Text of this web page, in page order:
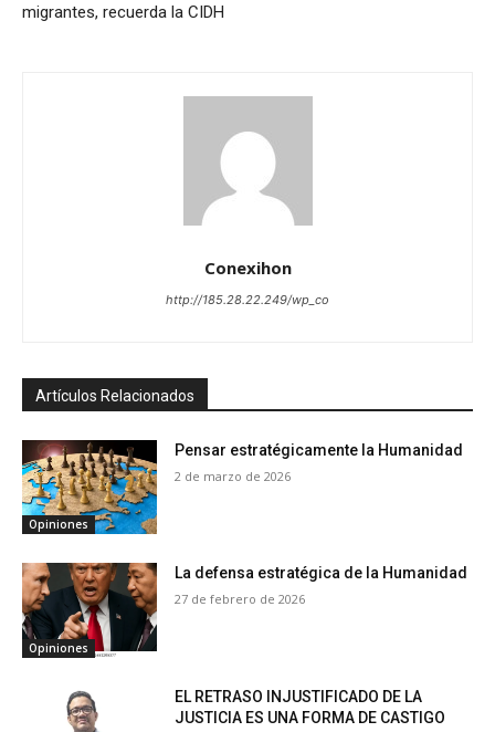
migrantes, recuerda la CIDH
Conexihon
http://185.28.22.249/wp_co
Artículos Relacionados
Opiniones
Pensar estratégicamente la Humanidad
2 de marzo de 2026
Opiniones
La defensa estratégica de la Humanidad
27 de febrero de 2026
EL RETRASO INJUSTIFICADO DE LA
JUSTICIA ES UNA FORMA DE CASTIGO